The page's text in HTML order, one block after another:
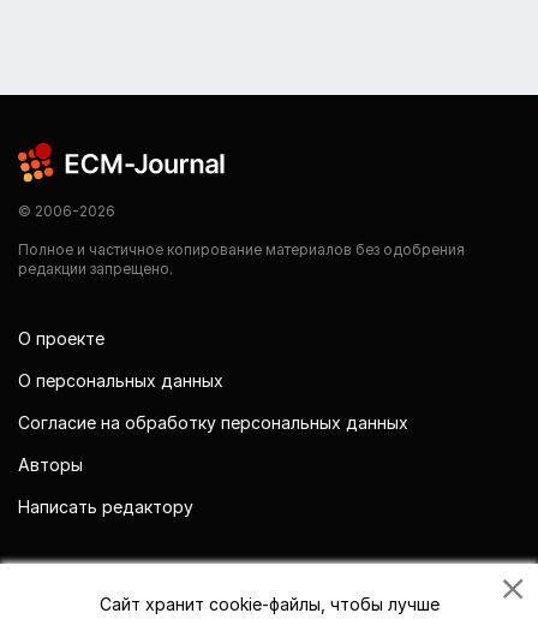
© 2006-2026
Полное и частичное копирование материалов без одобрения
редакции запрещено.
О проекте
О персональных данных
Согласие на обработку персональных данных
Авторы
Написать редактору
Сайт хранит cookie-файлы, чтобы лучше